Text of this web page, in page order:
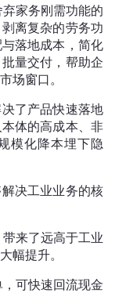
家务刚需功能的
离复杂的劳务功
落地成本，简化
量交付，帮助企
场窗口。
了产品快速落地
体的高成本、非
模化降本埋下隐
决工业业务的核
来了远高于工业
幅提升。
可快速回流现金